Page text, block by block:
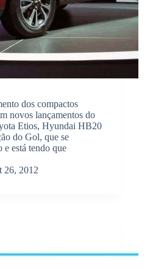
dos compactos
novos lançamentos do
Etios, Hyundai HB20
do Gol, que se
e está tendo que
26, 2012